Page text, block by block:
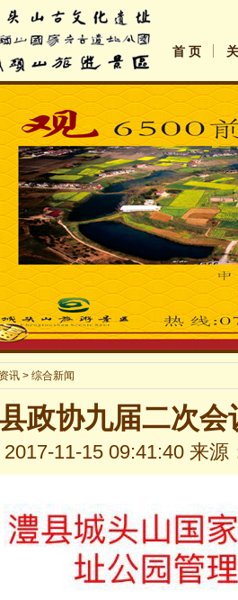
首 页
讯 > 综合新闻
政协九届二次
11-15 09:41:40 来